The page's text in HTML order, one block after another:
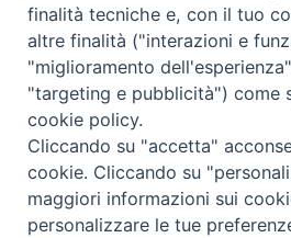
Orario di segreteria
Lunedì 17.30-19.30
Martedì 17.30-19.30
Mercoledì 17.30-19.30
Giovedì 17.30-19.30
Venerdì chiuso
Sabato 9.30-11.30
finalità tecniche e, con il tuo
altre finalità ("interazioni e
"miglioramento
"targeting e pubblicità") come
cookie policy.
Cliccando su "accetta"
cookie. Cliccando su
maggiori informazioni sui
personalizzare le tue